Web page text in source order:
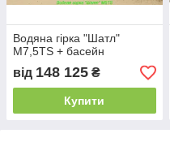
Водяна гірка "Шатл"
М7,5TS + басейн
від 148 125 ₴
Купити